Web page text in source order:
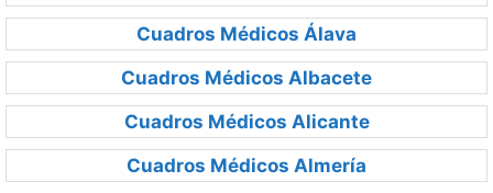
Cuadros Médicos Álava
Cuadros Médicos Albacete
Cuadros Médicos Alicante
Cuadros Médicos Almería